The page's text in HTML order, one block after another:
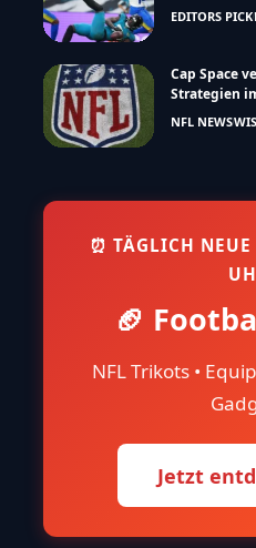
EDITORS PICK
Cap Space
Strategien
NFL NEWS
⏰ TÄGLICH
🏈
NFL Trikots •
Jetzt